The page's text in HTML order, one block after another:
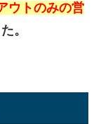
ウトのみの営
。